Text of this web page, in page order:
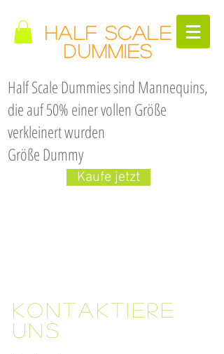
Half Scale
Dummies
Half Scale Dummies sindMannequins,
dieauf 50% einer vollenGröße
verkleinert wurden
Größe Dummy
Kaufe jetzt
Kontaktiere
uns